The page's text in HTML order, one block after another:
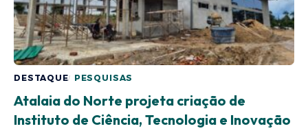
DESTAQUE PESQUISAS
Atalaia do Norte projeta criação de
Instituto de Ciência, Tecnologia e Inovação